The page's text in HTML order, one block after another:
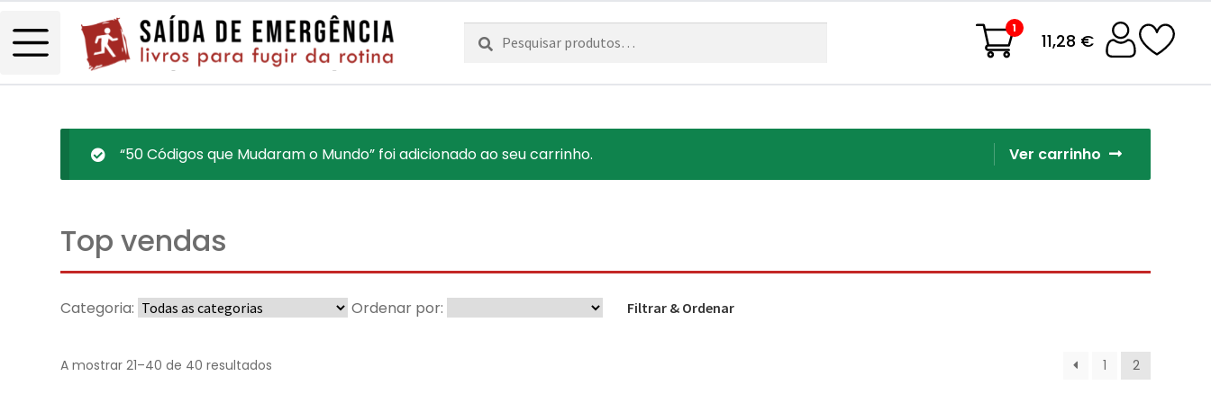
Pesquisar
por:
Pesquisa 1
11,28 €
Ver carrinho
“50 Códigos que Mudaram o Mundo” foi adicionado ao seu carrinho.
Top vendas
Categoria: Ordenar por: Filtrar & Ordenar
A mostrar 21–40 de 40 resultados 1 2